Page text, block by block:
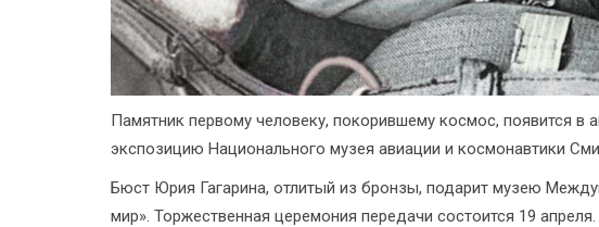
Памятник первому человеку, покорившему космос, появится в
экспозицию Национального музея авиации и космонавтики
Бюст Юрия Гагарина, отлитый из бронзы, подарит музею
мир». Торжественная церемония передачи состоится 19